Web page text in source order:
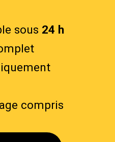
sous 24 h
compris